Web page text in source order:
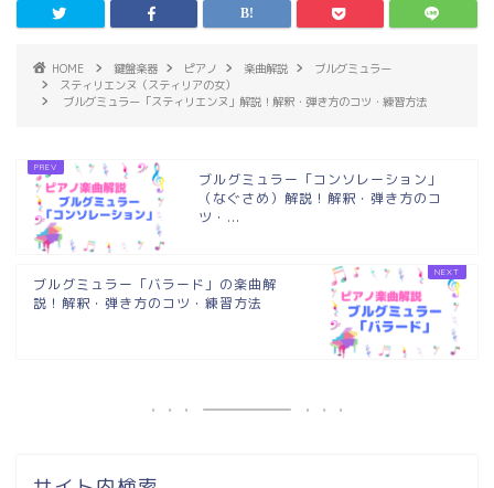
HOME 鍵盤楽器 ピアノ 楽曲解説
ブルグミュラー
スティリエンヌ（スティリアの女）
ブルグミュラー「スティリエンヌ」解説！解釈・弾き方のコツ・練習方法
ブルグミュラー「コンソレーション」
（なぐさめ）解説！解釈・弾き方のコ
ツ・...
ブルグミュラー「バラード」の楽曲解
説！解釈・弾き方のコツ・練習方法